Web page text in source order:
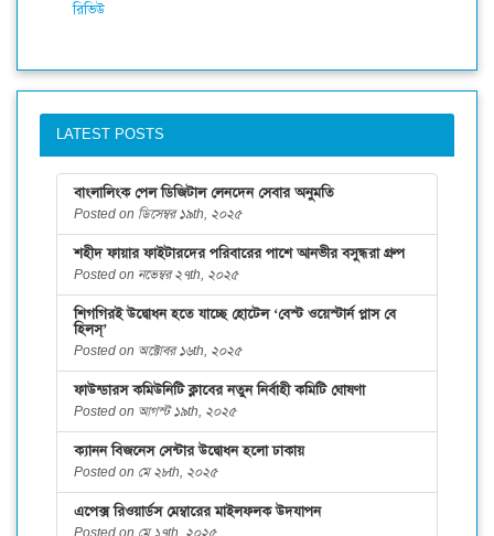
রিভিউ
LATEST POSTS
বাংলালিংক পেল ডিজিটাল লেনদেন সেবার অনুমতি
Posted on ডিসেম্বর ১৯th, ২০২৫
শহীদ ফায়ার ফাইটারদের পরিবারের পাশে আনভীর বসুন্ধরা গ্রুপ
Posted on নভেম্বর ২৭th, ২০২৫
শিগগিরই উদ্বোধন হতে যাচ্ছে হোটেল ‘বেস্ট ওয়েস্টার্ন প্লাস বে
হিলস্’
Posted on অক্টোবর ১৬th, ২০২৫
ফাউন্ডারস কমিউনিটি ক্লাবের নতুন নির্বাহী কমিটি ঘোষণা
Posted on আগস্ট ১৯th, ২০২৫
ক্যানন বিজনেস সেন্টার উদ্বোধন হলো ঢাকায়
Posted on মে ২৮th, ২০২৫
এপেক্স রিওয়ার্ডস মেম্বারের মাইলফলক উদযাপন
Posted on মে ১৭th, ২০২৫